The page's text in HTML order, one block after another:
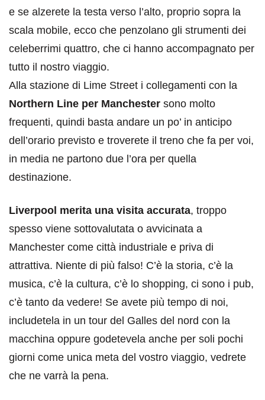
e se alzerete la testa verso l’alto, proprio sopra la
scala mobile, ecco che penzolano gli strumenti dei
celeberrimi quattro, che ci hanno accompagnato per
tutto il nostro viaggio.
Alla stazione di Lime Street i collegamenti con la
Northern Line per Manchester sono molto
frequenti, quindi basta andare un po’ in anticipo
dell’orario previsto e troverete il treno che fa per voi,
in media ne partono due l’ora per quella
destinazione.
Liverpool merita una visita accurata, troppo
spesso viene sottovalutata o avvicinata a
Manchester come città industriale e priva di
attrattiva. Niente di più falso! C’è la storia, c’è la
musica, c’è la cultura, c’è lo shopping, ci sono i pub,
c’è tanto da vedere! Se avete più tempo di noi,
includetela in un tour del Galles del nord con la
macchina oppure godetevela anche per soli pochi
giorni come unica meta del vostro viaggio, vedrete
che ne varrà la pena.